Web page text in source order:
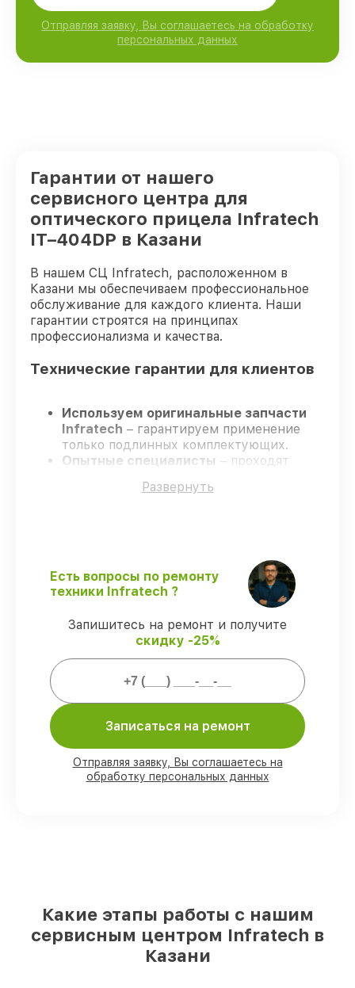
Отправляя заявку, Вы соглашаетесь на обработку
персональных данных
Гарантии от нашего
сервисного центра для
оптического прицела Infratech
IT–404DP в Казани
В нашем СЦ Infratech, расположенном в
Казани мы обеспечиваем профессиональное
обслуживание для каждого клиента. Наши
гарантии строятся на принципах
профессионализма и качества.
Технические гарантии для клиентов
Используем оригинальные запчасти
Infratech – гарантируем применение
только подлинных комплектующих.
Опытные специалисты – проходят
обеспечивает надёжную работу
Гарантийное сопровождение – все
ремонтные услуги и комплектующие
защищены гарантийной поддержкой до
3 лет.
Мы гарантируем:
80%
работ проводим с возможностью
личного присутствия владельца
складе в Казани, остальные
доставляются быстро
Развернуть
Есть вопросы по ремонту
техники Infratech ?
Запишитесь на ремонт и получите
скидку -25%
Записаться на ремонт
Отправляя заявку, Вы соглашаетесь на
обработку персональных данных
Какие этапы работы с нашим
сервисным центром Infratech в
Казани